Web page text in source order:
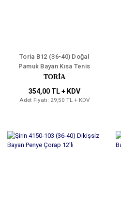
Toria B12 (36-40) Doğal
Pamuk Bayan Kısa Tenis
Çorap 12'li
TORİA
354,00 TL + KDV
Adet Fiyatı: 29,50 TL + KDV